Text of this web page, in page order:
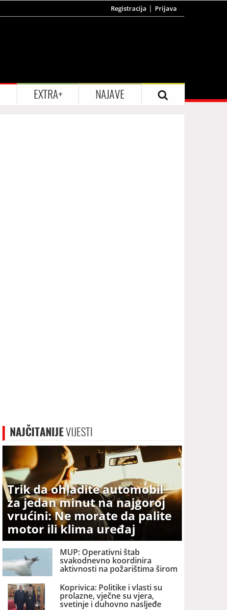
Registracija Prijava
EXTRA+ NAJAVE
NAJČITANIJEVIJESTI
Trik da ohladite automobil
za jedan minut na najgoroj
vrućini: Ne morate da palite
motor ili klima uređaj
MUP: Operativni štab
svakodnevno koordinira
aktivnosti na požarištima širom
Koprivica: Politike i vlasti su
prolazne, vječne su vjera,
svetinje i duhovno nasljeđe